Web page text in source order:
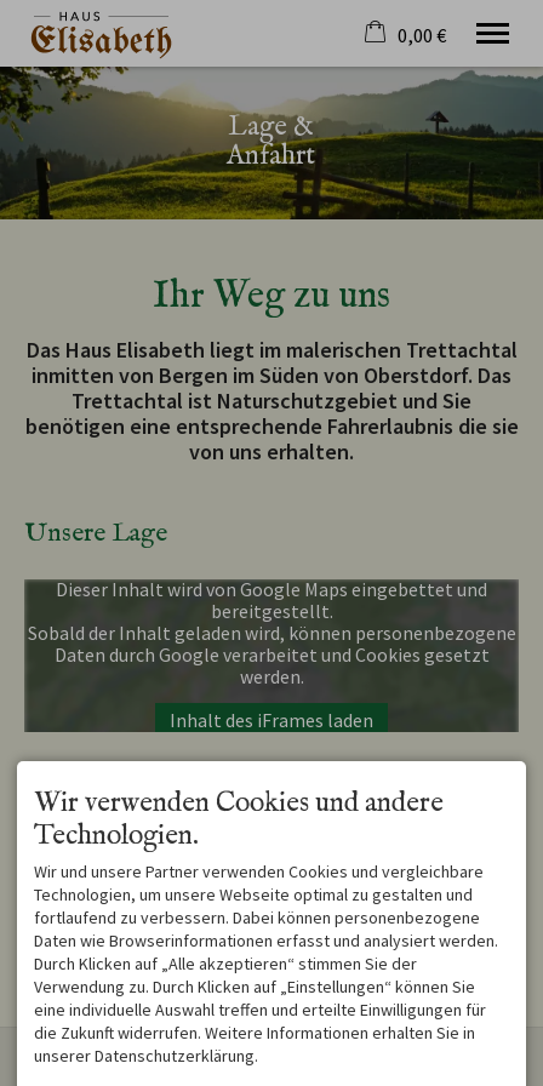
20. bis 27. August
2 Erwachsene
Lage & Anfahrt
Tel.08322 4749
0,00 €
×
Warenkorb ist leer
Lage &
Anfahrt
Ihr Weg zu uns
Das Haus Elisabeth liegt im malerischen Trettachtal
inmitten von Bergen im Süden von Oberstdorf. Das
Trettachtal ist Naturschutzgebiet und Sie
benötigen eine entsprechende Fahrerlaubnis die sie
von uns erhalten.
Unsere Lage
Dieser Inhalt wird von Google Maps eingebettet und
bereitgestellt.
Sobald der Inhalt geladen wird, können personenbezogene
Daten durch Google verarbeitet und Cookies gesetzt
werden.
Inhalt des iFrames laden
Route nach
Route planen
KONTAKT
Wir verwenden Cookies und andere
Technologien.
Wir und unsere Partner verwenden Cookies und vergleichbare
Technologien, um unsere Webseite optimal zu gestalten und
fortlaufend zu verbessern. Dabei können personenbezogene
Daten wie Browserinformationen erfasst und analysiert werden.
Durch Klicken auf „Alle akzeptieren“ stimmen Sie der
Verwendung zu. Durch Klicken auf „Einstellungen“ können Sie
eine individuelle Auswahl treffen und erteilte Einwilligungen für
die Zukunft widerrufen. Weitere Informationen erhalten Sie in
unserer Datenschutzerklärung.